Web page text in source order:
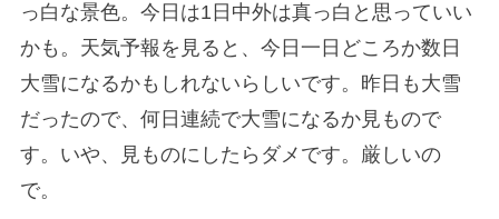
っ白な景色。今日は1日中外は真っ白と思っていい
かも。天気予報を見ると、今日一日どころか数日
大雪になるかもしれないらしいです。昨日も大雪
だったので、何日連続で大雪になるか見もので
す。いや、見ものにしたらダメです。厳しいの
で。